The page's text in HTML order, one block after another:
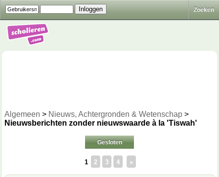
Zoeken
Algemeen > Nieuws, Achtergronden & Wetenschap >
Nieuwsberichten zonder nieuwswaarde à la 'Tiswah'
Gesloten
1 2 3 4 »